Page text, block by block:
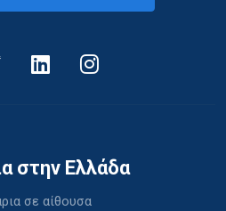
στην Ελλάδα
σε αίθουσα